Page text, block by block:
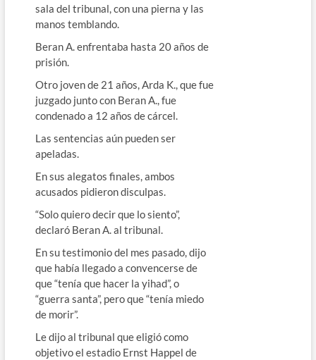
sala del tribunal, con una pierna y las
manos temblando.
Beran A. enfrentaba hasta 20 años de
prisión.
Otro joven de 21 años, Arda K., que fue
juzgado junto con Beran A., fue
condenado a 12 años de cárcel.
Las sentencias aún pueden ser
apeladas.
En sus alegatos finales, ambos
acusados pidieron disculpas.
“Solo quiero decir que lo siento”,
declaró Beran A. al tribunal.
En su testimonio del mes pasado, dijo
que había llegado a convencerse de
que “tenía que hacer la yihad”, o
“guerra santa”, pero que “tenía miedo
de morir”.
Le dijo al tribunal que eligió como
objetivo el estadio Ernst Happel de